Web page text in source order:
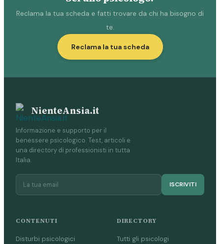
Reclama la tua scheda e fatti trovare da chi ha bisogno di
te.
Reclama la tua scheda
NienteAnsia.it
Informazione e supporto per il
benessere psicologico. Test, articoli e
una directory di professionisti in tutta
Italia.
ISCRIVITI
CONTENUTI
Disturbi psicologici
DIRECTORY
Tutti gli psicologi